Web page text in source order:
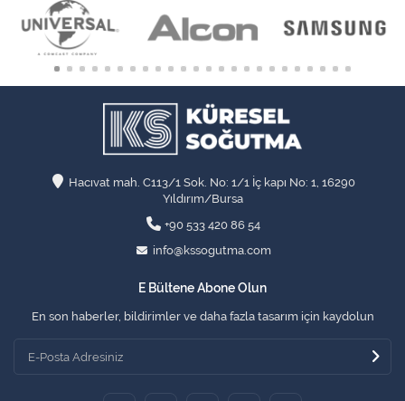
Hacıvat mah. C113/1 Sok. No: 1/1 İç kapı No: 1, 16290
Yıldırım/Bursa
+90 533 420 86 54
info@kssogutma.com
E Bültene Abone Olun
En son haberler, bildirimler ve daha fazla tasarım için kaydolun